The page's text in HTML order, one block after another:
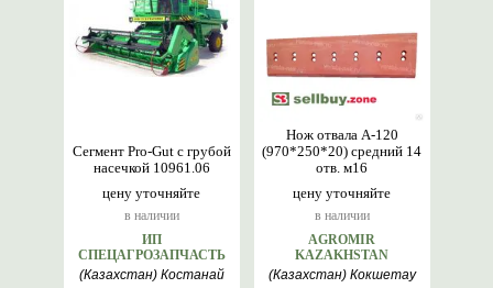
цену уточняйте
в наличии
Сегмент Pro-Gut с грубой
насечкой 10961.06
ИП
СПЕЦАГРОЗАПЧАСТЬ
(Казахстан) Костанай
цену уточняйте
в наличии
Нож отвала А-120
(970*250*20) средний 14
отв. м16
AGROMIR
KAZAKHSTAN
(Казахстан) Кокшетау